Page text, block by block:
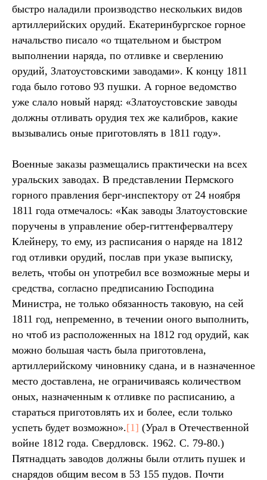
быстро наладили производство нескольких видов
артиллерийских орудий. Екатеринбургское горное
начальство писало «о тщательном и быстром
выполнении наряда, по отливке и сверлению
орудий, Златоустовскими заводами». К концу 1811
года было готово 93 пушки. А горное ведомство
уже слало новый наряд: «Златоустовские заводы
должны отливать орудия тех же калибров, какие
вызывались оные приготовлять в 1811 году».
Военные заказы размещались практически на всех
уральских заводах. В представлении Пермского
горного правления берг-инспектору от 24 ноября
1811 года отмечалось: «Как заводы Златоустовские
поручены в управление обер-гиттенфервалтеру
Клейнеру, то ему, из расписания о наряде на 1812
год отливки орудий, послав при указе выписку,
велеть, чтобы он употребил все возможные меры и
средства, согласно предписанию Господина
Министра, не только обязанность таковую, на сей
1811 год, непременно, в течении оного выполнить,
но чтоб из расположенных на 1812 год орудий, как
можно большая часть была приготовлена,
артиллерийскому чиновнику сдана, и в назначенное
место доставлена, не ограничиваясь количеством
оных, назначенным к отливке по расписанию, а
стараться приготовлять их и более, если только
успеть будет возможно».[1] (Урал в Отечественной
войне 1812 года. Свердловск. 1962. С. 79-80.)
Пятнадцать заводов должны были отлить пушек и
снарядов общим весом в 53 155 пудов. Почти